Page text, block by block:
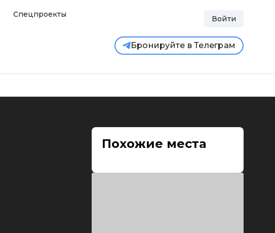
Спецпроекты Войти
Бронируйте в Телеграм
Похожие места